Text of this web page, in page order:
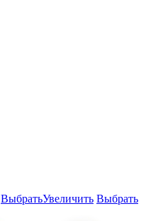
ВыбратьУвеличить Выбрать